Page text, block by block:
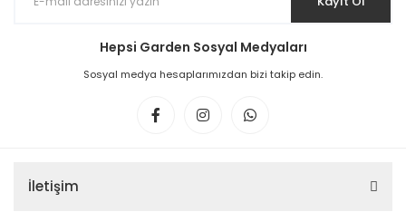
Hepsi Garden Sosyal Medyaları
Sosyal medya hesaplarımızdan bizi takip edin.
İletişim